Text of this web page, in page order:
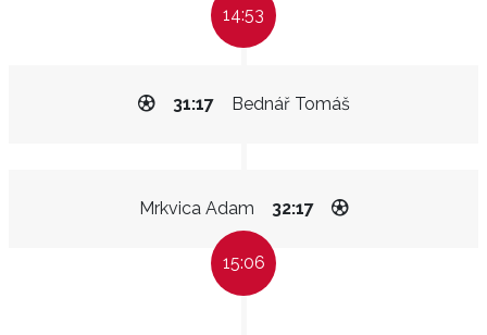
14:53
Bednář Tomáš
31:17
Mrkvica Adam 32:17
15:06